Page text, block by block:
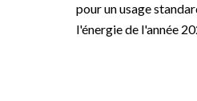
pour un usage
l'énergie de l'année